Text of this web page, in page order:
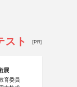
スト [PR]
展
育委員